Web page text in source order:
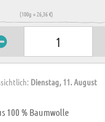
(100g = 26,36 €)
Dienstag, 11. August
100 % Baumwolle